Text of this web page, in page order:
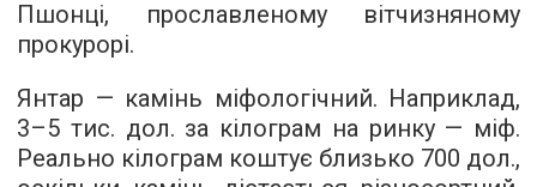
Пшонці, прославленому вітчизняному
прокурорі.
Янтар — камінь міфологічний. Наприклад,
3–5 тис. дол. за кілограм на ринку — міф.
Реально кілограм коштує близько 700 дол.,